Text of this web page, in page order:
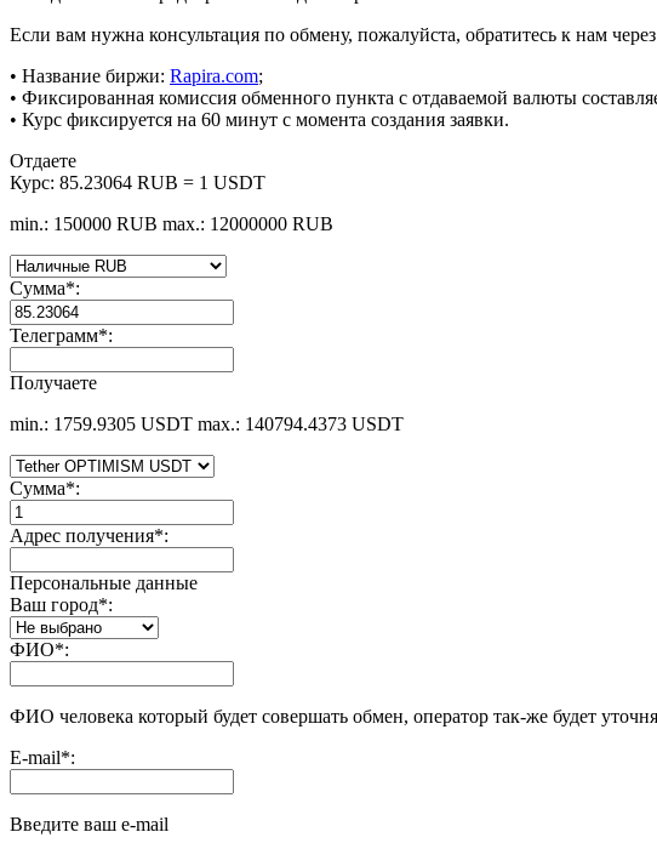
Если вам нужна консультация по обмену, пожалуйста, обратитесь к нам
• Название биржи: Rapira.com;
• Фиксированная комиссия обменного пункта с отдаваемой валюты
• Курс фиксируется на 60 минут с момента создания заявки.
Отдаете
Курс: 85.23064 RUB = 1 USDT
min.: 150000 RUB max.: 12000000 RUB
Сумма*:
Телеграмм*:
Получаете
min.: 1759.9305 USDT max.: 140794.4373 USDT
Сумма*:
Адрес получения*:
Персональные данные
Ваш город*:
ФИО*:
ФИО человека который будет совершать обмен, оператор так-же будет
E-mail*:
Введите ваш e-mail